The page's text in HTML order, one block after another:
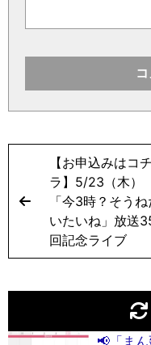
【お申込みはコチ
ラ】5/23（木）
「今3時？そう
いたいね」放送
回記念ライブ
📢「ま